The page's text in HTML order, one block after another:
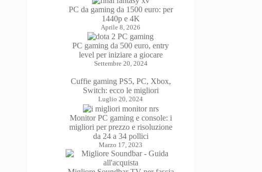
PC da gaming da 1500 euro: per
1440p e 4K
Aprile 8, 2026
PC gaming da 500 euro, entry
level per iniziare a giocare
Settembre 20, 2024
Cuffie gaming PS5, PC, Xbox,
Switch: ecco le migliori
Luglio 20, 2024
Monitor PC gaming e console: i
migliori per prezzo e risoluzione
da 24 a 34 pollici
Marzo 17, 2023